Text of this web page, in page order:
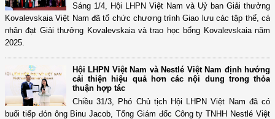
Sáng 1/4, Hội LHPN Việt Nam và Uỷ ban Giải thưởng
Kovalevskaia Việt Nam đã tổ chức chương trình Giao lưu các tập thể, cá
nhân đạt Giải thưởng Kovalevskaia và trao học bổng Kovalevskaia năm
2025.
Hội LHPN Việt Nam và Nestlé Việt Nam định hướng
cải thiện hiệu quả hơn các nội dung trong thỏa
thuận hợp tác
Chiều 31/3, Phó Chủ tịch Hội LHPN Việt Nam đã có
buổi tiếp đón ông Binu Jacob, Tổng Giám đốc Công ty TNHH Nestlé Việt